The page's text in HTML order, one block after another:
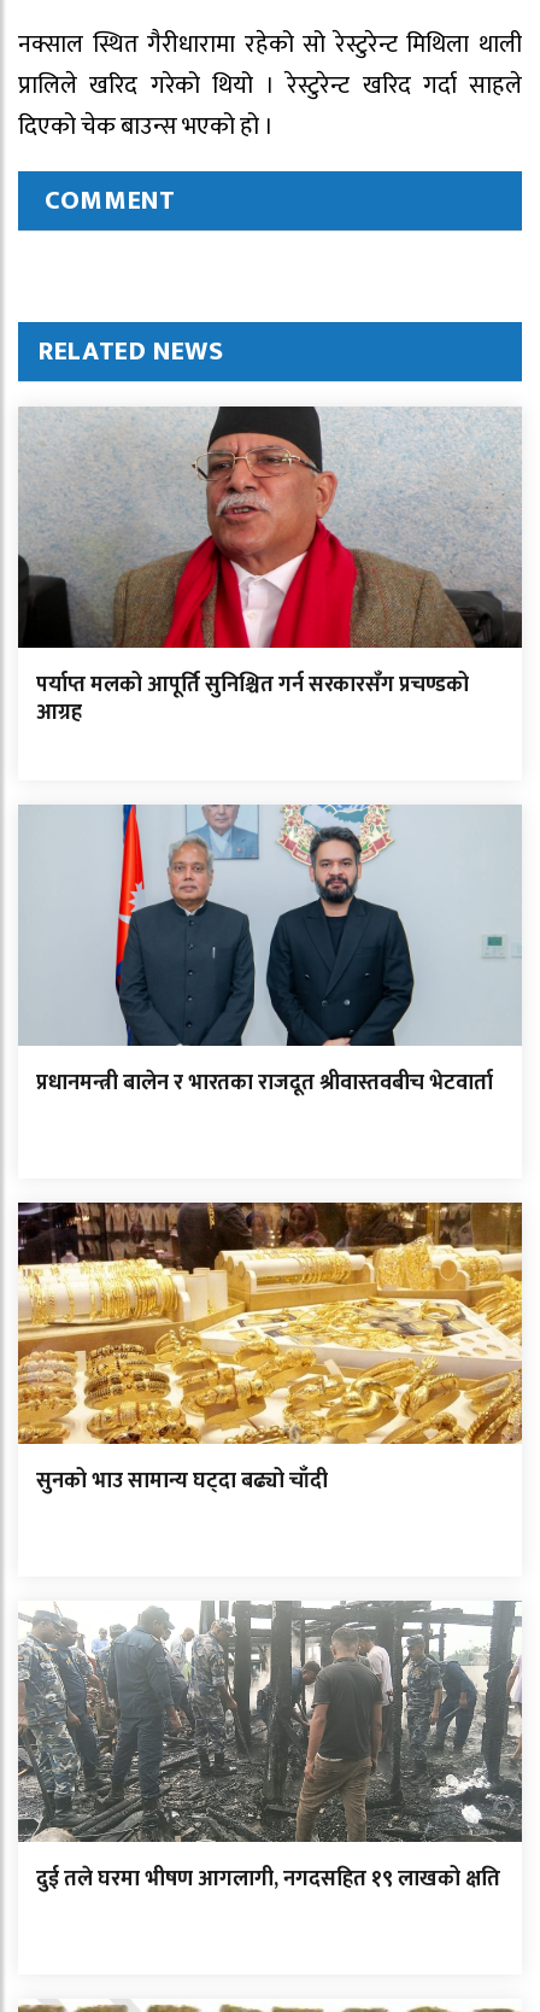
नक्साल स्थित गैरीधारामा रहेको सो रेस्टुरेन्ट मिथिला थाली
प्रालिले खरिद गरेको थियो । रेस्टुरेन्ट खरिद गर्दा साहले
दिएको चेक बाउन्स भएको हो ।
COMMENT
RELATED NEWS
पर्याप्त मलको आपूर्ति सुनिश्चित गर्न सरकारसँग प्रचण्डको
आग्रह
प्रधानमन्त्री बालेन र भारतका राजदूत श्रीवास्तवबीच भेटवार्ता
सुनको भाउ सामान्य घट्दा बढ्यो चाँदी
दुई तले घरमा भीषण आगलागी, नगदसहित १९ लाखको क्षति